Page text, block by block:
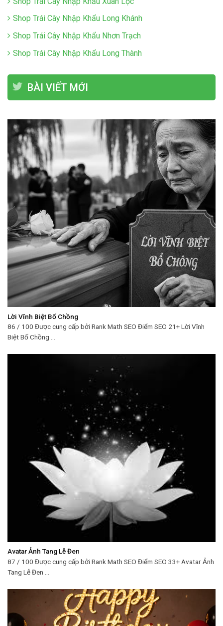
Shop Trái Cây Nhập Khẩu Long Khánh
Shop Trái Cây Nhập Khẩu Nhơn Trạch
Shop Trái Cây Nhập Khẩu Long Thành
BÀI VIẾT MỚI
Lời Vĩnh Biệt Bố Chồng
86 / 100 Được cung cấp bởi Rank Math SEO Điểm SEO 21+ Lời Vĩnh
Biệt Bố Chồng ...
Avatar Ảnh Tang Lễ Đen
87 / 100 Được cung cấp bởi Rank Math SEO Điểm SEO 33+ Avatar Ảnh
Tang Lễ Đen ...